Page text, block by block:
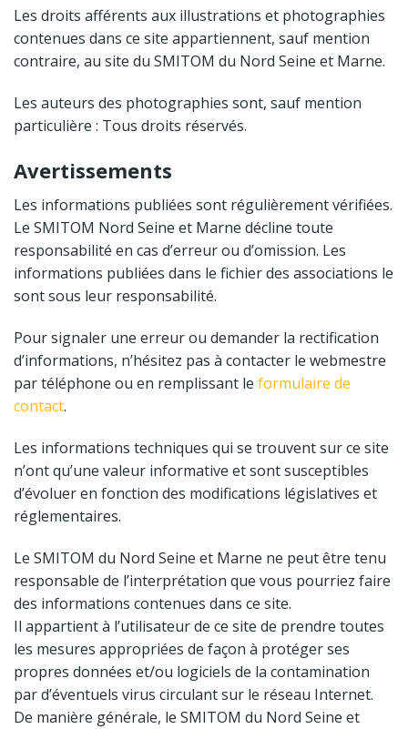
Les droits afférents aux illustrations et photographies
contenues dans ce site appartiennent, sauf mention
contraire, au site du SMITOM du Nord Seine et Marne.
Les auteurs des photographies sont, sauf mention
particulière : Tous droits réservés.
Avertissements
Les informations publiées sont régulièrement vérifiées.
Le SMITOM Nord Seine et Marne décline toute
responsabilité en cas d’erreur ou d’omission. Les
informations publiées dans le fichier des associations le
sont sous leur responsabilité.
Pour signaler une erreur ou demander la rectification
d’informations, n’hésitez pas à contacter le webmestre
par téléphone ou en remplissant le formulaire de
contact.
Les informations techniques qui se trouvent sur ce site
n’ont qu’une valeur informative et sont susceptibles
d’évoluer en fonction des modifications législatives et
réglementaires.
Le SMITOM du Nord Seine et Marne ne peut être tenu
responsable de l’interprétation que vous pourriez faire
des informations contenues dans ce site.
Il appartient à l’utilisateur de ce site de prendre toutes
les mesures appropriées de façon à protéger ses
propres données et/ou logiciels de la contamination
par d’éventuels virus circulant sur le réseau Internet.
De manière générale, le SMITOM du Nord Seine et